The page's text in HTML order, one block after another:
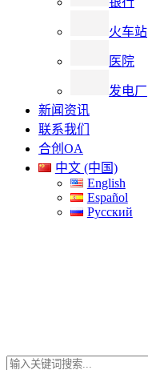
火车站
医院
发电厂
新闻资讯
联系我们
合创OA
中文 (中国)
English
Español
Русский